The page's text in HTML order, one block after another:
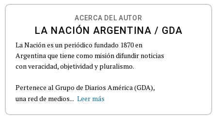
ACERCA DEL AUTOR
LA NACIÓN ARGENTINA / GDA
La Nación es un periódico fundado 1870 en
Argentina que tiene como misión difundir noticias
con veracidad, objetividad y pluralismo.
Pertenece al Grupo de Diarios América (GDA),
una red de medios... Leer más